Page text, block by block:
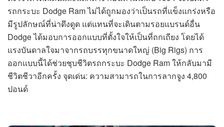
รถกระบะ Dodge Ram ไม่ได้ถูกมองว่าเป็นรถที่แข็งแกร่งหรือ
มีรูปลักษณ์ที่น่าดึงดูด แต่แทนที่จะเดินตามรอยแบรนด์อื่น
Dodge ได้มอบการออกแบบที่ตั้งใจให้เป็นที่ถกเถียง โดยได้
แรงบันดาลใจมาจากรถบรรทุกขนาดใหญ่ (Big Rigs) การ
ออกแบบนี้ได้ช่วยชุบชีวิตรถกระบะ Dodge Ram ให้กลับมามี
ชีวิตชีวาอีกครั้ง จุดเด่น: ความสามารถในการลากจูง 4,800
ปอนด์